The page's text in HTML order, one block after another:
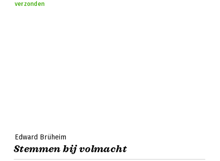
verzonden
Edward Brüheim
Stemmen bij volmacht